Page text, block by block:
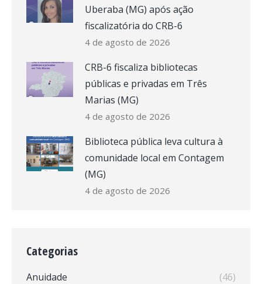
Uberaba (MG) após ação
fiscalizatória do CRB-6
4 de agosto de 2026
CRB-6 fiscaliza bibliotecas
públicas e privadas em Três
Marias (MG)
4 de agosto de 2026
Biblioteca pública leva cultura à
comunidade local em Contagem
(MG)
4 de agosto de 2026
Categorias
Anuidade
(46)